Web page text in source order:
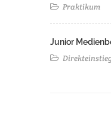
Praktikum
Junior